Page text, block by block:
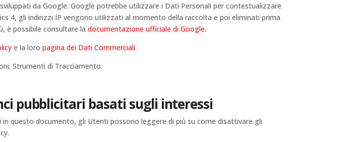
da Google. Google potrebbe utilizzare i Dati Personali per contestualizzare
4, gli indirizzi IP vengono utilizzati al momento della raccolta e poi eliminati prima
è possibile consultare ladocumentazione ufficiale di Google.
e la loropagina dei Dati Commerciali.
Strumenti di Tracciamento.
pubblicitari basati sugli interessi
questo documento, gli Utenti possono leggere di più su come disattivare gli